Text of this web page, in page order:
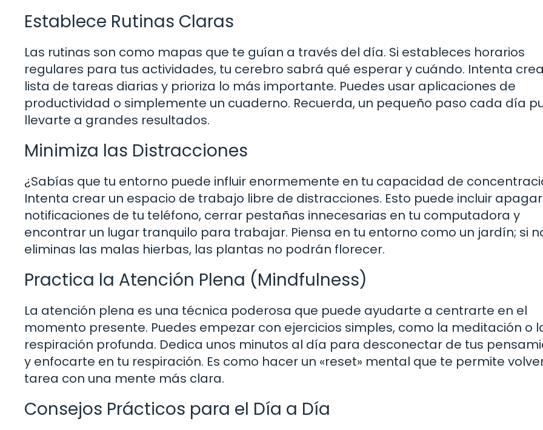
Establece Rutinas Claras
Las rutinas son como mapas que te guían a través del día. Si estableces horarios
regulares para tus actividades, tu cerebro sabrá qué esperar y cuándo. Intenta
lista de tareas diarias y prioriza lo más importante. Puedes usar aplicaciones de
productividad o simplemente un cuaderno. Recuerda, un pequeño paso cada día
llevarte a grandes resultados.
Minimiza las Distracciones
¿Sabías que tu entorno puede influir enormemente en tu capacidad de
Intenta crear un espacio de trabajo libre de distracciones. Esto puede incluir
notificaciones de tu teléfono, cerrar pestañas innecesarias en tu computadora y
encontrar un lugar tranquilo para trabajar. Piensa en tu entorno como un jardín; si
eliminas las malas hierbas, las plantas no podrán florecer.
Practica la Atención Plena (Mindfulness)
La atención plena es una técnica poderosa que puede ayudarte a centrarte en el
momento presente. Puedes empezar con ejercicios simples, como la meditación o
respiración profunda. Dedica unos minutos al día para desconectar de tus
y enfocarte en tu respiración. Es como hacer un «reset» mental que te permite
tarea con una mente más clara.
Consejos Prácticos para el Día a Día